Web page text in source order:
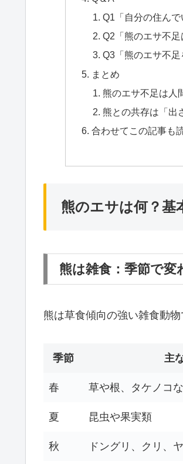
Q1「自分の住ん
Q2「熊のエサ不足
Q3「熊のエサ不
まとめ
熊のエサ不足は人
熊との共存は「出
合わせてこの記事も
熊のエサは何？基
熊は雑食：季節で変
熊は草食傾向の強い雑食動
季節 主
春 草や根、タケノコ
夏 昆虫や果実類
秋 ドングリ、クリ、